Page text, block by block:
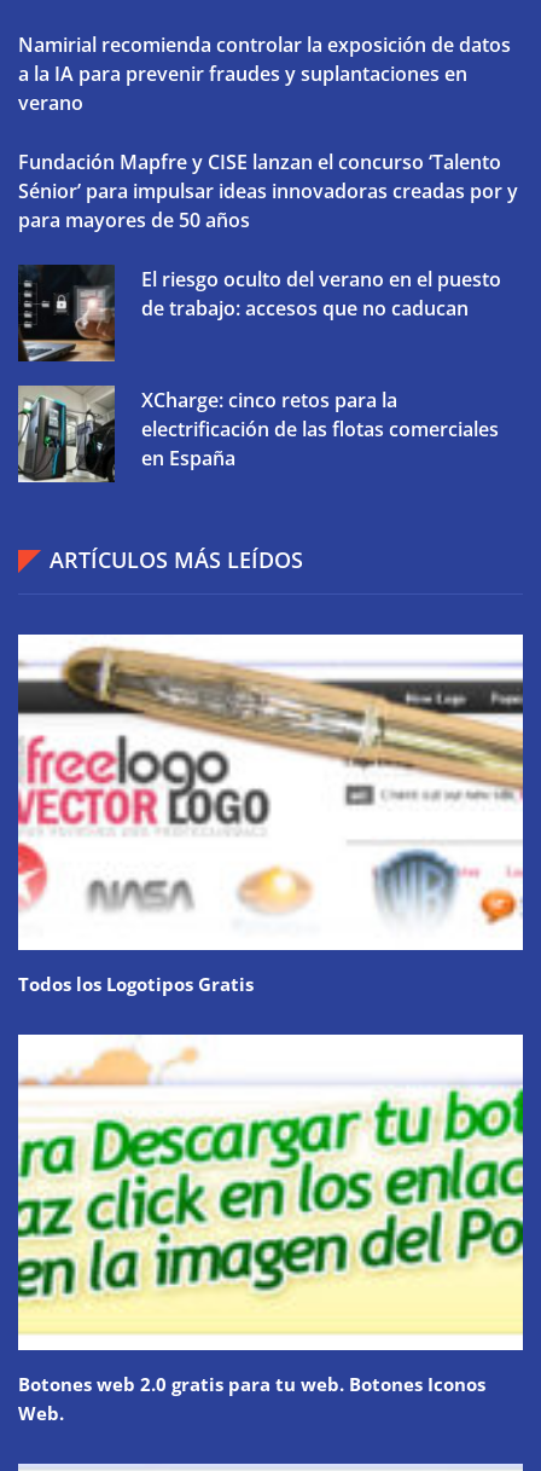
Namirial recomienda controlar la exposición de datos
a la IA para prevenir fraudes y suplantaciones en
verano
Fundación Mapfre y CISE lanzan el concurso ‘Talento
Sénior’ para impulsar ideas innovadoras creadas por y
para mayores de 50 años
El riesgo oculto del verano en el puesto
de trabajo: accesos que no caducan
XCharge: cinco retos para la
electrificación de las flotas comerciales
en España
ARTÍCULOS MÁS LEÍDOS
Todos los Logotipos Gratis
Botones web 2.0 gratis para tu web. Botones Iconos
Web.